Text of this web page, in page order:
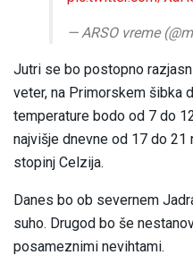
— ARSO vreme
Jutri se bo postopno
veter, na Primorskem šibka
temperature bodo od 7 do
najvišje dnevne od 17 do
stopinj Celzija.
Danes bo ob severnem
suho. Drugod bo še
posameznimi nevihtami.